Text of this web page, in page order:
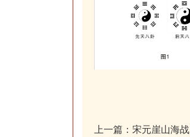
上一篇： 宋元崖山海战